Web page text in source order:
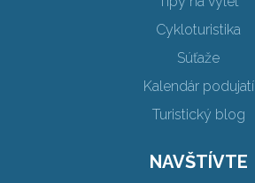
Cykloturistika
Súťaže
Kalendár podujatí
Turistický blog
NAVŠTÍVTE